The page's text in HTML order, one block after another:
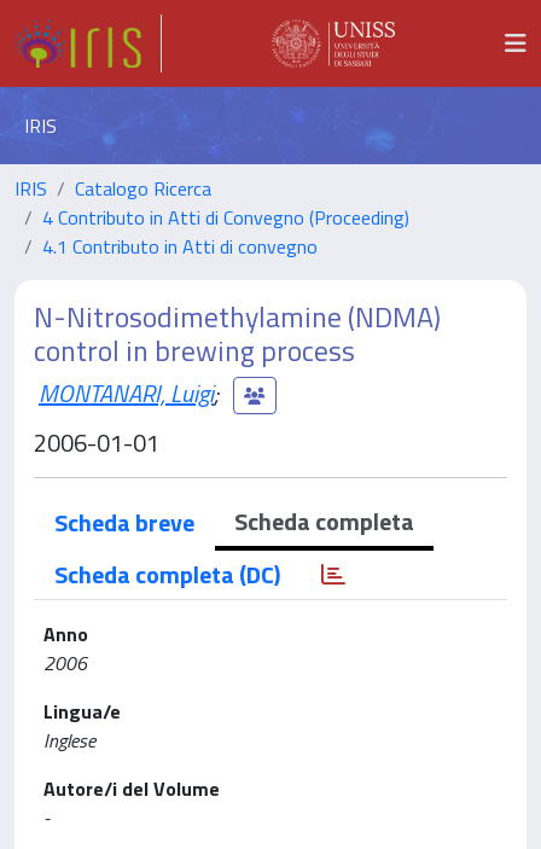
IRIS
IRIS
Catalogo Ricerca
4 Contributo in Atti di Convegno (Proceeding)
4.1 Contributo in Atti di convegno
N-Nitrosodimethylamine (NDMA)
control in brewing process
MONTANARI, Luigi;
2006-01-01
Scheda breve
Scheda completa
Scheda completa (DC)
Anno
2006
Lingua/e
Inglese
Autore/i del Volume
-